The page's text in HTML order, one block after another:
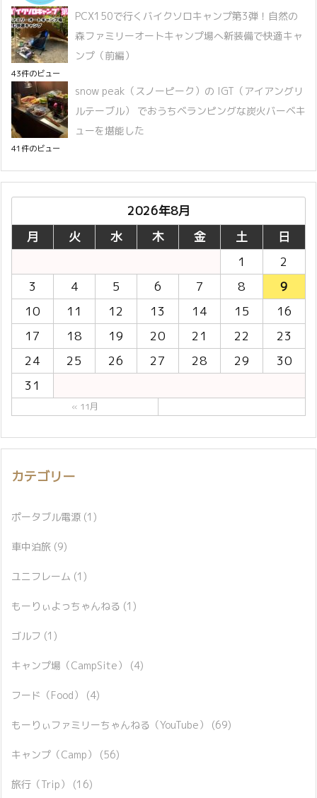
PCX150で行くバイクソロキャンプ第3弾！自然の
森ファミリーオートキャンプ場へ新装備で快適キャ
ンプ（前編）
43件のビュー
snow peak（スノーピーク）の IGT（アイアングリ
ルテーブル） でおうちベランピングな炭火バーベキ
ューを堪能した
41件のビュー
2026年8月
月
火 水 木 金 土
日
1
2
3
4 5 6 7 8
9
10
11 12 13 14 15
16
17
18 19 20 21 22
23
24
25 26 27 28 29
30
31
« 11月
カテゴリー
ポータブル電源 (1)
車中泊旅 (9)
ユニフレーム (1)
もーりぃよっちゃんねる (1)
ゴルフ (1)
キャンプ場（CampSite） (4)
フード（Food） (4)
もーりぃファミリーちゃんねる（YouTube） (69)
キャンプ（Camp） (56)
旅行（Trip） (16)